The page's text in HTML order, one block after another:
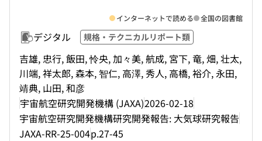
デジタル 規格・テクニカルリポート類
吉雄, 忠行, 飯田, 怜央, 加々美, 航成, 宮下, 竜, 畑, 壮太,
川端, 祥太郎, 森本, 智仁, 高澤, 秀人, 高橋, 裕介, 永田,
靖典, 山田, 和彦
宇宙航空研究開発機構 (JAXA)2026-02-18
宇宙航空研究開発機構研究開発報告: 大気球研究報告
JAXA-RR-25-004p.27-45
インターネットで読める 全国の図書館